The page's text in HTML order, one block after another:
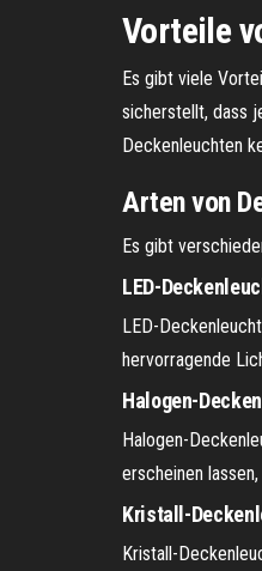
Vorteile
Es gibt viele
sicherstellt, dass
Deckenleuchten
Arten von
Es gibt
LED-
LED-
hervorragende
Halogen-
Halogen-
erscheinen
Kristall-
Kristall-